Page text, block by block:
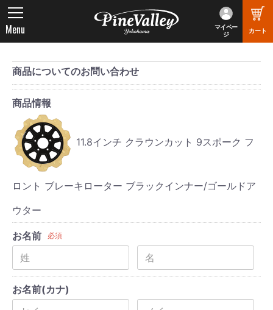
マイペー
ジ
カート
Menu
商品についてのお問い合わせ
商品情報
11.8インチ クラウンカット 9スポーク フ
ロント ブレーキローター ブラックインナー/ゴールドア
ウター
お名前 必須
お名前(カナ)